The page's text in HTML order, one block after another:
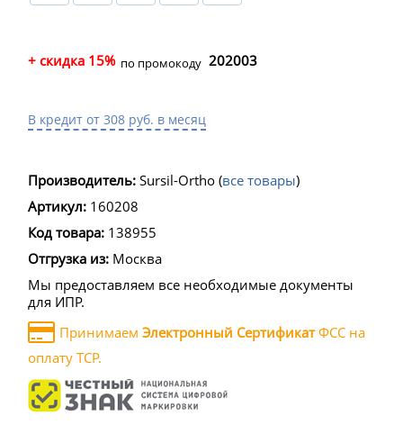
+ скидка 15% по промокоду 202003
В кредит от 308 руб. в месяц
Производитель: Sursil-Ortho (все товары)
Артикул: 160208
Код товара: 138955
Отгрузка из: Москва
Мы предоставляем все необходимые документы
для ИПР.
Принимаем Электронный СертификатФСС на
оплату ТСР.